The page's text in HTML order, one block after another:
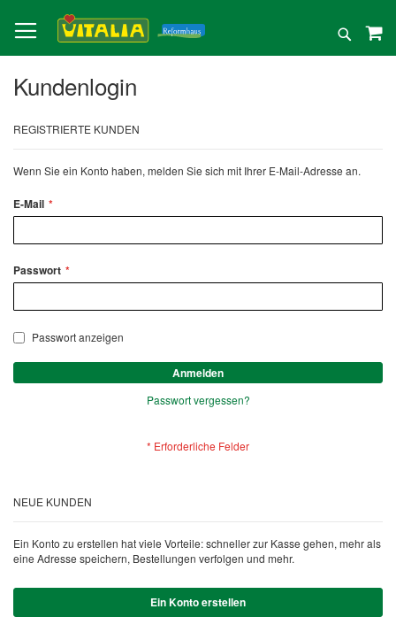
zum
Inhalt
Suche
Kundenlogin
REGISTRIERTE KUNDEN
Wenn Sie ein Konto haben, melden Sie sich mit Ihrer E-Mail-Adresse an.
E-Mail
Passwort
Passwort anzeigen
Anmelden
Passwort vergessen?
NEUE KUNDEN
Ein Konto zu erstellen hat viele Vorteile: schneller zur Kasse gehen, mehr als
eine Adresse speichern, Bestellungen verfolgen und mehr.
Ein Konto erstellen